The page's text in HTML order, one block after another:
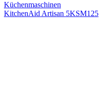
Küchenmaschinen
KitchenAid Artisan 5KSM125